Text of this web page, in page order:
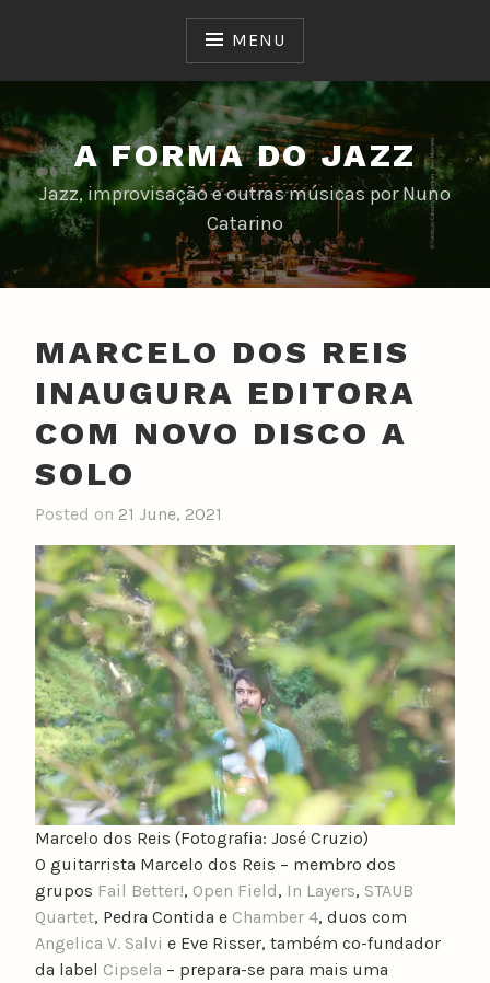
MENU
A FORMA DO JAZZ
Jazz, improvisação e outras músicas por Nuno
Catarino
MARCELO DOS REIS
INAUGURA EDITORA
COM NOVO DISCO A
SOLO
Posted on 21 June, 2021
y
n
u
n
o
c
a
t
a
r
i
n
o
Marcelo dos Reis (Fotografia: José Cruzio)
O guitarrista Marcelo dos Reis – membro dos
grupos Fail Better!, Open Field, In Layers, STAUB
Quartet, Pedra Contida e Chamber 4, duos com
Angelica V. Salvi e Eve Risser, também co-fundador
da label Cipsela – prepara-se para mais uma